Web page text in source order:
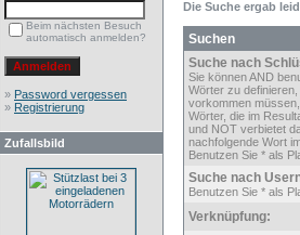
Beim nächsten Besuch
automatisch anmelden?
» Password vergessen
» Registrierung
Zufallsbild
Die Suche ergab
Suchen
Suche nach
Sie können AND
Wörter zu definieren,
vorkommen
Wörter, die im
und NOT verbietet
nachfolgende Wort
Benutzen Sie * als
Suche nach
Benutzen Sie * als
Verknüpfung: